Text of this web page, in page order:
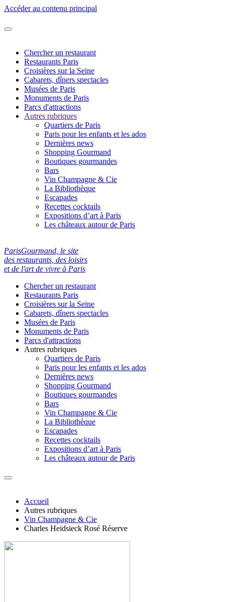
Accéder au contenu principal
Chercher un restaurant
Restaurants Paris
Croisières sur la Seine
Cabarets, dîners spectacles
Musées de Paris
Monuments de Paris
Parcs d'attractions
Autres rubriques
Quartiers de Paris
Paris pour les enfants et les ados
Dernières news
Shopping Gourmand
Boutiques gourmandes
Bars
Vin Champagne & Cie
La Bibliothèque
Escapades
Recettes cocktails
Expositions d’art à Paris
Les châteaux autour de Paris
ParisGourmand, le site
des restaurants, des loisirs
et de l'art de vivre à Paris
Chercher un restaurant
Restaurants Paris
Croisières sur la Seine
Cabarets, dîners spectacles
Musées de Paris
Monuments de Paris
Parcs d'attractions
Autres rubriques
Quartiers de Paris
Paris pour les enfants et les ados
Dernières news
Shopping Gourmand
Boutiques gourmandes
Bars
Vin Champagne & Cie
La Bibliothèque
Escapades
Recettes cocktails
Expositions d’art à Paris
Les châteaux autour de Paris
Accueil
Autres rubriques
Vin Champagne & Cie
Charles Heidsieck Rosé Réserve